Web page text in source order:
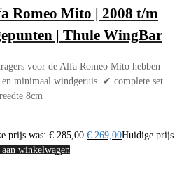
Romeo Mito | 2008 t/m
| Thule WingBar
voor de Alfa Romeo Mito hebben
en minimaal windgeruis. ✔ complete set
8cm
prijs was: € 285,00. € 269,00Huidige prijs
aan winkelwagen